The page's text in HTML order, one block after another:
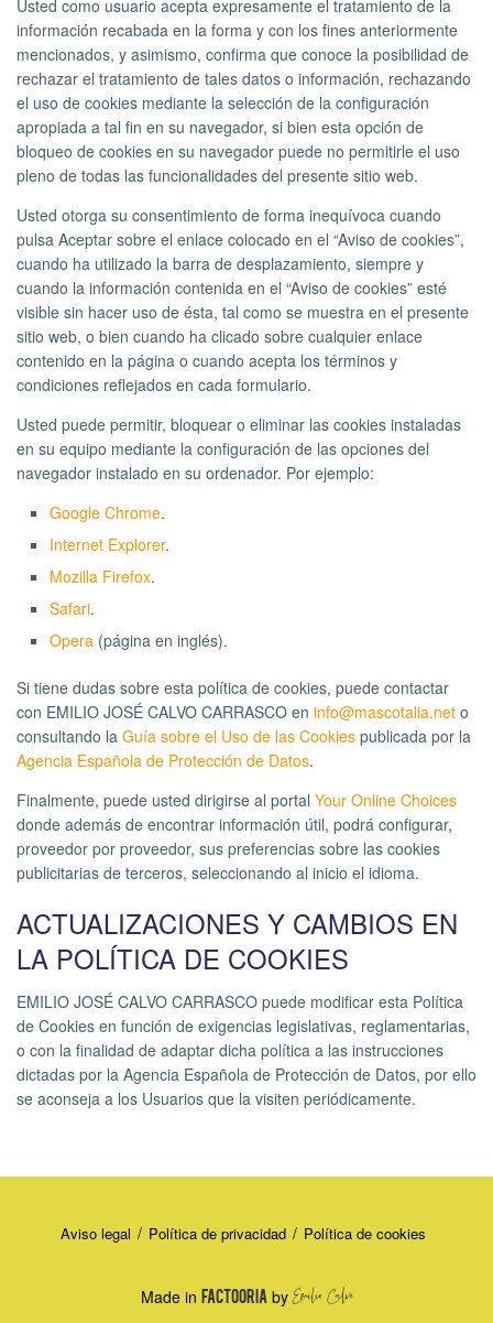
Usted como usuario acepta expresamente el tratamiento de la
información recabada en la forma y con los fines anteriormente
mencionados, y asimismo, confirma que conoce la posibilidad de
rechazar el tratamiento de tales datos o información, rechazando
el uso de cookies mediante la selección de la configuración
apropiada a tal fin en su navegador, si bien esta opción de
bloqueo de cookies en su navegador puede no permitirle el uso
pleno de todas las funcionalidades del presente sitio web.
Usted otorga su consentimiento de forma inequívoca cuando
pulsa Aceptar sobre el enlace colocado en el “Aviso de cookies”,
cuando ha utilizado la barra de desplazamiento, siempre y
cuando la información contenida en el “Aviso de cookies” esté
visible sin hacer uso de ésta, tal como se muestra en el presente
sitio web, o bien cuando ha clicado sobre cualquier enlace
contenido en la página o cuando acepta los términos y
condiciones reflejados en cada formulario.
Usted puede permitir, bloquear o eliminar las cookies instaladas
en su equipo mediante la configuración de las opciones del
navegador instalado en su ordenador. Por ejemplo:
Google Chrome.
Internet Explorer.
Mozilla Firefox.
Safari.
Opera (página en inglés).
Si tiene dudas sobre esta política de cookies, puede contactar
con EMILIO JOSÉ CALVO CARRASCO en info@mascotalia.net o
consultando la Guía sobre el Uso de las Cookies publicada por la
Agencia Española de Protección de Datos.
Finalmente, puede usted dirigirse al portal Your Online Choices
donde además de encontrar información útil, podrá configurar,
proveedor por proveedor, sus preferencias sobre las cookies
publicitarias de terceros, seleccionando al inicio el idioma.
ACTUALIZACIONES Y CAMBIOS EN
LA POLÍTICA DE COOKIES
EMILIO JOSÉ CALVO CARRASCO puede modificar esta Política
de Cookies en función de exigencias legislativas, reglamentarias,
o con la finalidad de adaptar dicha política a las instrucciones
dictadas por la Agencia Española de Protección de Datos, por ello
se aconseja a los Usuarios que la visiten periódicamente.
Aviso legal Política de privacidad Política de cookies
Made in FACTOORIA by